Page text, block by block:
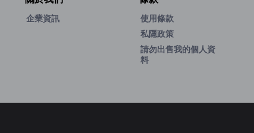
企業資訊
使用條款
私隱政策
請勿出售我的個人資
料